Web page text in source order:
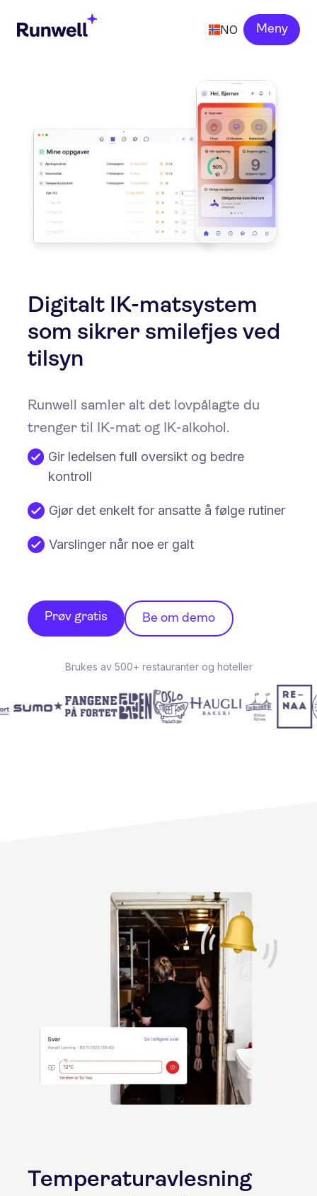
NO Meny
Digitalt IK-matsystem
som sikrer smilefjes ved
tilsyn
Runwell samler alt det lovpålagte du
trenger til IK-mat og IK-alkohol.
Gir ledelsen full oversikt og bedre
kontroll
Gjør det enkelt for ansatte å følge rutiner
Varslinger når noe er galt
Prøv gratis Be om demo
Brukes av 500+ restauranter og hoteller
Temperaturavlesning